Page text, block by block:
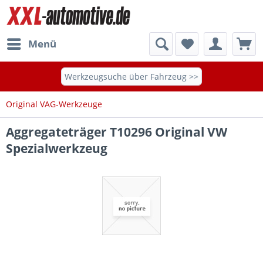
Menü
Werkzeugsuche über Fahrzeug >>
Original VAG-Werkzeuge
Aggregateträger T10296 Original VW
Spezialwerkzeug